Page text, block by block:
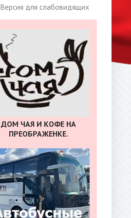
Версия для слабовидящих
ДОМ ЧАЯ И КОФЕ НА
ПРЕОБРАЖЕНКЕ.